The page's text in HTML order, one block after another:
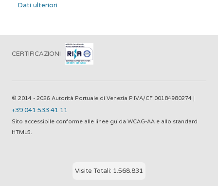
Dati ulteriori
CERTIFICAZIONI
© 2014 - 2026 Autorità Portuale di Venezia P.IVA/CF 00184980274 |
+39 041 533 41 11
Sito accessibile conforme alle linee guida WCAG-AA e allo standard
HTML5.
Visite Totali: 1.568.831